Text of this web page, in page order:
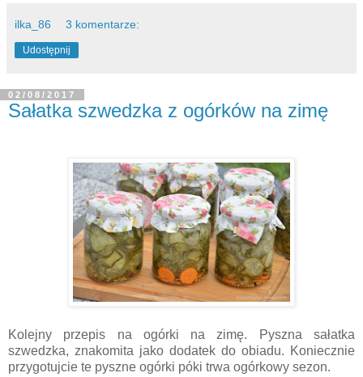
ilka_86 3 komentarze:
Udostępnij
02/08/2017
Sałatka szwedzka z ogórków na zimę
Kolejny przepis na ogórki na zimę. Pyszna sałatka
szwedzka, znakomita jako dodatek do obiadu. Koniecznie
przygotujcie te pyszne ogórki póki trwa ogórkowy sezon.